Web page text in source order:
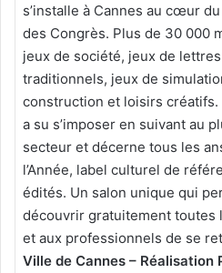
s’installe à Cannes au cœur
des Congrès. Plus de 30 000
jeux de société, jeux de
traditionnels, jeux de
construction et loisirs créatifs.
a su s’imposer en suivant au
secteur et décerne tous les ans
l’Année, label culturel de
édités. Un salon unique qui
découvrir gratuitement toutes
et aux professionnels de se
Ville de Cannes – Réalisation